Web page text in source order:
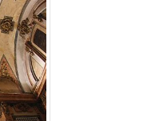
de
y